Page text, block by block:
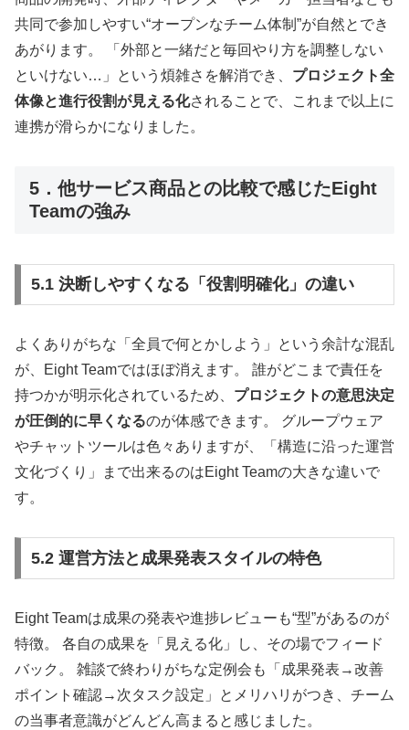
共同で参加しやすい“オープンなチーム体制”が自然とでき
あがります。 「外部と一緒だと毎回やり方を調整しない
といけない…」という煩雑さを解消でき、 プロジェクト全
体像と進行役割が見える化されることで、これまで以上に
連携が滑らかになりました。
5．他サービス商品との比較で感じたEight
Teamの強み
5.1 決断しやすくなる「役割明確化」の違い
よくありがちな「全員で何とかしよう」という余計な混乱
が、Eight Teamではほぼ消えます。 誰がどこまで責任を
持つかが明示化されているため、 プロジェクトの意思決定
が圧倒的に早くなるのが体感できます。 グループウェア
やチャットツールは色々ありますが、「構造に沿った運営
文化づくり」まで出来るのはEight Teamの大きな違いで
す。
5.2 運営方法と成果発表スタイルの特色
Eight Teamは成果の発表や進捗レビューも“型”があるのが
特徴。 各自の成果を「見える化」し、その場でフィード
バック。 雑談で終わりがちな定例会も「成果発表→改善
ポイント確認→次タスク設定」とメリハリがつき、チーム
の当事者意識がどんどん高まると感じました。